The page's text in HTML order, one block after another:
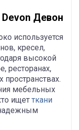
Девон
используется
кресел,
высокой
ресторанах,
пространствах.
мебельных
ищет ткани
надежным